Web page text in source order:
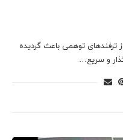
ترفندهای توهمی باعث گردیده
و سریع…